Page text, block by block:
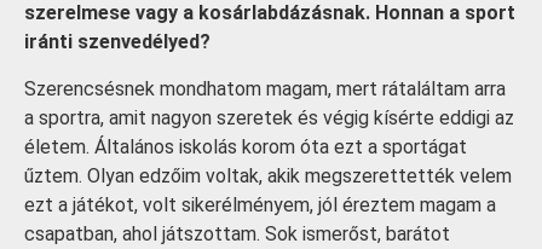
szerelmese vagy a kosárlabdázásnak. Honnan a sport
iránti szenvedélyed?
Szerencsésnek mondhatom magam, mert rátaláltam arra
a sportra, amit nagyon szeretek és végig kísérte eddigi az
életem. Általános iskolás korom óta ezt a sportágat
űztem. Olyan edzőim voltak, akik megszerettették velem
ezt a játékot, volt sikerélményem, jól éreztem magam a
csapatban, ahol játszottam. Sok ismerőst, barátot